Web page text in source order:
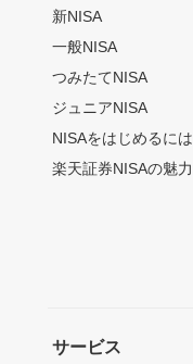
新NISA
一般NISA
つみたてNISA
ジュニアNISA
NISAをはじめるには
楽天証券NISAの魅力
サービス